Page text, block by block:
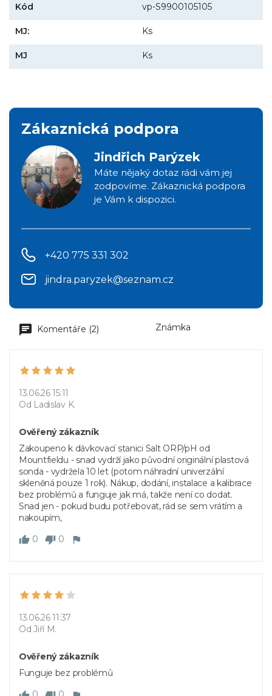
Kód vp-S9900105105
MJ: Ks
MJ Ks
Zákaznická podpora
Jindřich Parýzek
Máte nějaký dotaz rádi vám jej
zodpovíme. Zákaznická podpora
je Vám k dispozici.
+420 775 331 302
jindra.paryzek@seznam.cz
Komentáře (2) Známka
13.06.26 15:11
Od Ladislav K.
Ověřený zákazník
Zakoupeno k dávkovací stanici Salt ORP/pH od
Mountfieldu - snad vydrží jako původní originální plastová
sonda - vydržela 10 let (potom náhradní univerzální
skleněná pouze 1 rok). Nákup, dodání, instalace a kalibrace
bez problémů a funguje jak má, takže není co dodat.
Snad jen - pokud budu potřebovat, rád se sem vrátím a
nakoupím,
0
0
13.06.26 11:37
Od Jiří M.
Ověřený zákazník
Funguje bez problémů